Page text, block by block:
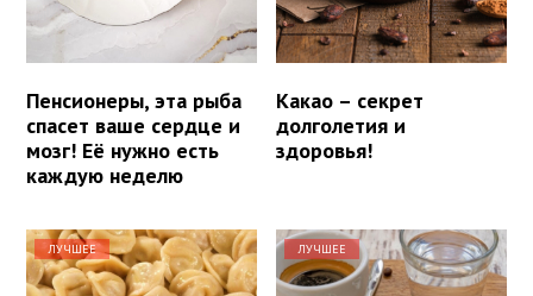
Пенсионеры, эта рыба
спасет ваше сердце и
мозг! Её нужно есть
каждую неделю
Какао – секрет
долголетия и
здоровья!
ЛУЧШЕЕ ЛУЧШЕЕ